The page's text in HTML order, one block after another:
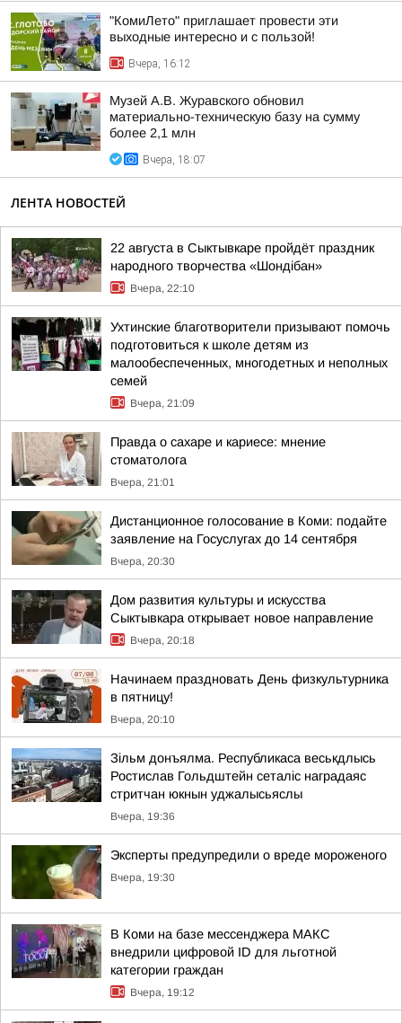
"КомиЛето" приглашает провести эти
выходные интересно и с пользой!
Вчера, 16:12
Музей А.В. Журавского обновил
материально-техническую базу на сумму
более 2,1 млн
Вчера, 18:07
ЛЕНТА НОВОСТЕЙ
22 августа в Сыктывкаре пройдёт праздник
народного творчества «Шондібан»
Вчера, 22:10
Ухтинские благотворители призывают помочь
подготовиться к школе детям из
малообеспеченных, многодетных и неполных
семей
Вчера, 21:09
Правда о сахаре и кариесе: мнение
стоматолога
Вчера, 21:01
Дистанционное голосование в Коми: подайте
заявление на Госуслугах до 14 сентября
Вчера, 20:30
Дом развития культуры и искусства
Сыктывкара открывает новое направление
Вчера, 20:18
Начинаем праздновать День физкультурника
в пятницу!
Вчера, 20:10
Зільм донъялма. Республикаса веськдлысь
Ростислав Гольдштейн сеталіс наградаяс
стритчан юкнын уджалысьяслы
Вчера, 19:36
Эксперты предупредили о вреде мороженого
Вчера, 19:30
В Коми на базе мессенджера МАКС
внедрили цифровой ID для льготной
категории граждан
Вчера, 19:12